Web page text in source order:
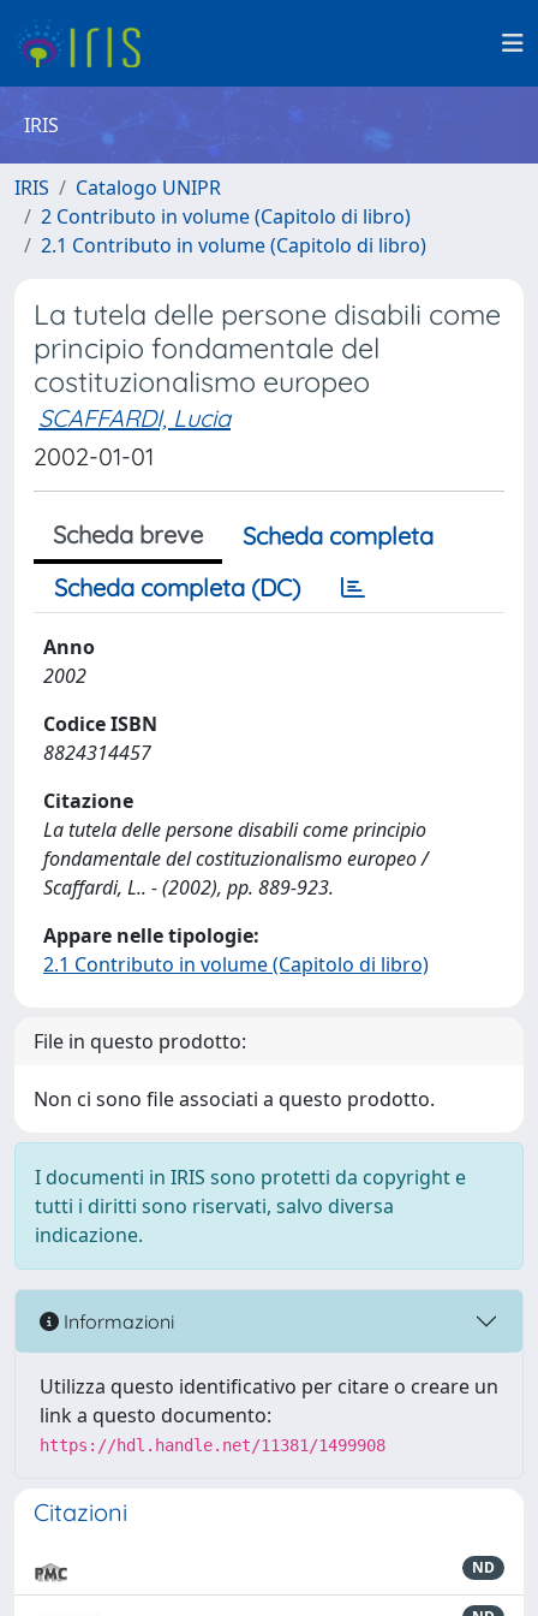
IRIS
IRIS
Catalogo UNIPR
2 Contributo in volume (Capitolo di libro)
2.1 Contributo in volume (Capitolo di libro)
La tutela delle persone disabili come
principio fondamentale del
costituzionalismo europeo
SCAFFARDI, Lucia
2002-01-01
Scheda breve
Scheda completa
Scheda completa (DC)
Anno
2002
Codice ISBN
8824314457
Citazione
La tutela delle persone disabili come principio
fondamentale del costituzionalismo europeo /
Scaffardi, L.. - (2002), pp. 889-923.
Appare nelle tipologie:
2.1 Contributo in volume (Capitolo di libro)
File in questo prodotto:
Non ci sono file associati a questo prodotto.
I documenti in IRIS sono protetti da copyright e
tutti i diritti sono riservati, salvo diversa
indicazione.
Informazioni
Utilizza questo identificativo per citare o creare un
link a questo documento:
https://hdl.handle.net/11381/1499908
Citazioni
ND